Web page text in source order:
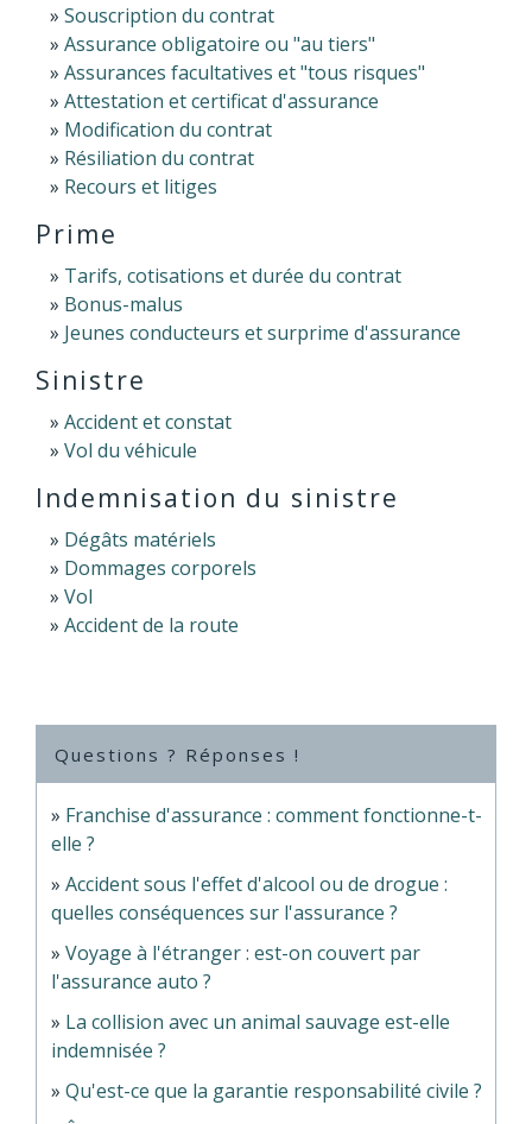
Souscription du contrat
Assurance obligatoire ou "au tiers"
Assurances facultatives et "tous risques"
Attestation et certificat d'assurance
Modification du contrat
Résiliation du contrat
Recours et litiges
Prime
Tarifs, cotisations et durée du contrat
Bonus-malus
Jeunes conducteurs et surprime d'assurance
Sinistre
Accident et constat
Vol du véhicule
Indemnisation du sinistre
Dégâts matériels
Dommages corporels
Vol
Accident de la route
Questions ? Réponses !
Franchise d'assurance : comment fonctionne-t-
elle ?
Accident sous l'effet d'alcool ou de drogue :
quelles conséquences sur l'assurance ?
Voyage à l'étranger : est-on couvert par
l'assurance auto ?
La collision avec un animal sauvage est-elle
indemnisée ?
Qu'est-ce que la garantie responsabilité civile ?